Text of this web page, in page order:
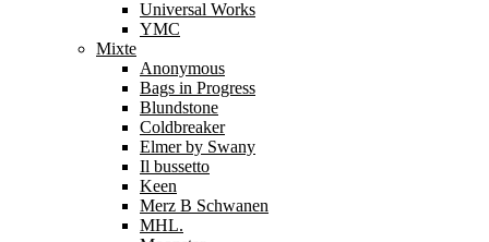
Universal Works
YMC
Mixte
Anonymous
Bags in Progress
Blundstone
Coldbreaker
Elmer by Swany
Il bussetto
Keen
Merz B Schwanen
MHL.